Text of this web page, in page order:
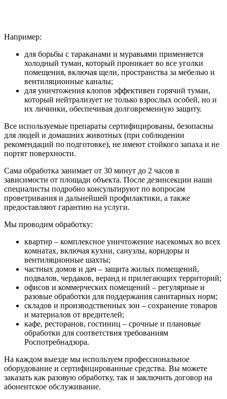
Например:
для борьбы с тараканами и муравьями применяется
холодный туман, который проникает во все уголки
помещения, включая щели, пространства за мебелью и
вентиляционные каналы;
для уничтожения клопов эффективен горячий туман,
который нейтрализует не только взрослых особей, но и
их личинки, обеспечивая долговременную защиту.
Все используемые препараты сертифицированы, безопасны
для людей и домашних животных (при соблюдении
рекомендаций по подготовке), не имеют стойкого запаха и не
портят поверхности.
Сама обработка занимает от 30 минут до 2 часов в
зависимости от площади объекта. После дезинсекции наши
специалисты подробно консультируют по вопросам
проветривания и дальнейшей профилактики, а также
предоставляют гарантию на услуги.
Мы проводим обработку:
квартир – комплексное уничтожение насекомых во всех
комнатах, включая кухни, санузлы, коридоры и
вентиляционные шахты;
частных домов и дач – защита жилых помещений,
подвалов, чердаков, веранд и прилегающих территорий;
офисов и коммерческих помещений – регулярные и
разовые обработки для поддержания санитарных норм;
складов и производственных зон – сохранение товаров
и материалов от вредителей;
кафе, ресторанов, гостиниц – срочные и плановые
обработки для соответствия требованиям
Роспотребнадзора.
На каждом выезде мы используем профессиональное
оборудование и сертифицированные средства. Вы можете
заказать как разовую обработку, так и заключить договор на
абонентское обслуживание.